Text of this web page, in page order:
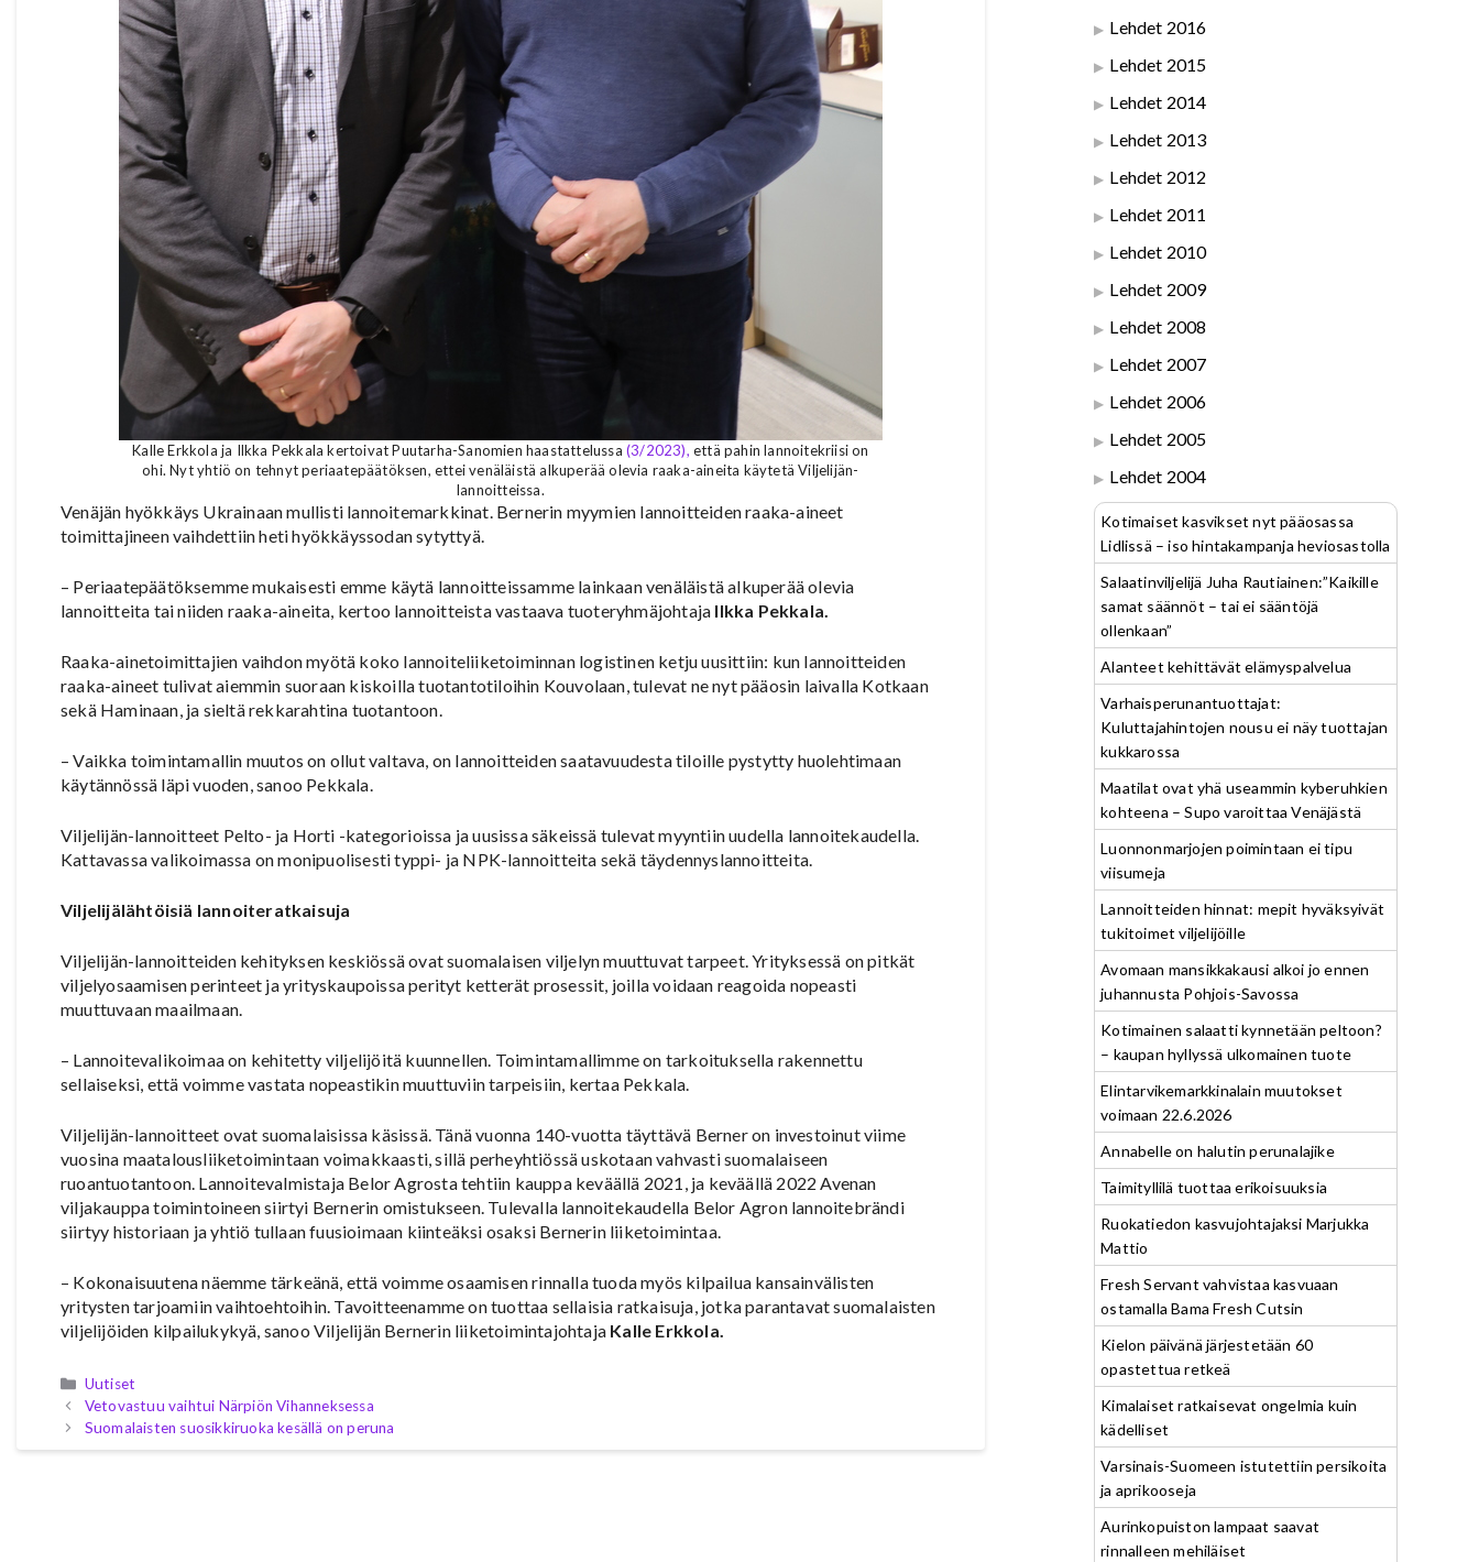
Kalle Erkkola ja Ilkka Pekkala kertoivat Puutarha-Sanomien haastattelussa (3/2023), että pahin lannoitekriisi on
ohi. Nyt yhtiö on tehnyt periaatepäätöksen, ettei venäläistä alkuperää olevia raaka-aineita käytetä Viljelijän-
lannoitteissa.
Venäjän hyökkäys Ukrainaan mullisti lannoitemarkkinat. Bernerin myymien lannoitteiden raaka-aineet
toimittajineen vaihdettiin heti hyökkäyssodan sytyttyä.
– Periaatepäätöksemme mukaisesti emme käytä lannoitteissamme lainkaan venäläistä alkuperää olevia
lannoitteita tai niiden raaka-aineita, kertoo lannoitteista vastaava tuoteryhmäjohtaja Ilkka Pekkala.
Raaka-ainetoimittajien vaihdon myötä koko lannoiteliiketoiminnan logistinen ketju uusittiin: kun lannoitteiden
raaka-aineet tulivat aiemmin suoraan kiskoilla tuotantotiloihin Kouvolaan, tulevat ne nyt pääosin laivalla Kotkaan
sekä Haminaan, ja sieltä rekkarahtina tuotantoon.
– Vaikka toimintamallin muutos on ollut valtava, on lannoitteiden saatavuudesta tiloille pystytty huolehtimaan
käytännössä läpi vuoden, sanoo Pekkala.
Viljelijän-lannoitteet Pelto- ja Horti -kategorioissa ja uusissa säkeissä tulevat myyntiin uudella lannoitekaudella.
Kattavassa valikoimassa on monipuolisesti typpi- ja NPK-lannoitteita sekä täydennyslannoitteita.
Viljelijälähtöisiä lannoiteratkaisuja
Viljelijän-lannoitteiden kehityksen keskiössä ovat suomalaisen viljelyn muuttuvat tarpeet. Yrityksessä on pitkät
viljelyosaamisen perinteet ja yrityskaupoissa perityt ketterät prosessit, joilla voidaan reagoida nopeasti
muuttuvaan maailmaan.
– Lannoitevalikoimaa on kehitetty viljelijöitä kuunnellen. Toimintamallimme on tarkoituksella rakennettu
sellaiseksi, että voimme vastata nopeastikin muuttuviin tarpeisiin, kertaa Pekkala.
Viljelijän-lannoitteet ovat suomalaisissa käsissä. Tänä vuonna 140-vuotta täyttävä Berner on investoinut viime
vuosina maatalousliiketoimintaan voimakkaasti, sillä perheyhtiössä uskotaan vahvasti suomalaiseen
ruoantuotantoon. Lannoitevalmistaja Belor Agrosta tehtiin kauppa keväällä 2021, ja keväällä 2022 Avenan
viljakauppa toimintoineen siirtyi Bernerin omistukseen. Tulevalla lannoitekaudella Belor Agron lannoitebrändi
siirtyy historiaan ja yhtiö tullaan fuusioimaan kiinteäksi osaksi Bernerin liiketoimintaa.
– Kokonaisuutena näemme tärkeänä, että voimme osaamisen rinnalla tuoda myös kilpailua kansainvälisten
yritysten tarjoamiin vaihtoehtoihin. Tavoitteenamme on tuottaa sellaisia ratkaisuja, jotka parantavat suomalaisten
viljelijöiden kilpailukykyä, sanoo Viljelijän Bernerin liiketoimintajohtaja Kalle Erkkola.
Kategoriat
Uutiset
Vetovastuu vaihtui Närpiön Vihanneksessa
Suomalaisten suosikkiruoka kesällä on peruna
Lehdet 2016
Lehdet 2015
Lehdet 2014
Lehdet 2013
Lehdet 2012
Lehdet 2011
Lehdet 2010
Lehdet 2009
Lehdet 2008
Lehdet 2007
Lehdet 2006
Lehdet 2005
Lehdet 2004
Kotimaiset kasvikset nyt pääosassa
Lidlissä – iso hintakampanja heviosastolla
Salaatinviljelijä Juha Rautiainen:”Kaikille
samat säännöt – tai ei sääntöjä
ollenkaan”
Alanteet kehittävät elämyspalvelua
Varhaisperunantuottajat:
Kuluttajahintojen nousu ei näy tuottajan
kukkarossa
Maatilat ovat yhä useammin kyberuhkien
kohteena – Supo varoittaa Venäjästä
Luonnonmarjojen poimintaan ei tipu
viisumeja
Lannoitteiden hinnat: mepit hyväksyivät
tukitoimet viljelijöille
Avomaan mansikkakausi alkoi jo ennen
juhannusta Pohjois-Savossa
Kotimainen salaatti kynnetään peltoon?
– kaupan hyllyssä ulkomainen tuote
Elintarvikemarkkinalain muutokset
voimaan 22.6.2026
Annabelle on halutin perunalajike
Taimityllilä tuottaa erikoisuuksia
Ruokatiedon kasvujohtajaksi Marjukka
Mattio
Fresh Servant vahvistaa kasvuaan
ostamalla Bama Fresh Cutsin
Kielon päivänä järjestetään 60
opastettua retkeä
Kimalaiset ratkaisevat ongelmia kuin
kädelliset
Varsinais-Suomeen istutettiin persikoita
ja aprikooseja
Aurinkopuiston lampaat saavat
rinnalleen mehiläiset